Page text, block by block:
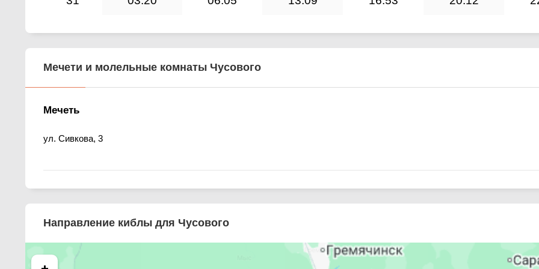
Мечети и молельные комнаты Чусового
Мечеть
ул. Сивкова, 3
Направление киблы для Чусового